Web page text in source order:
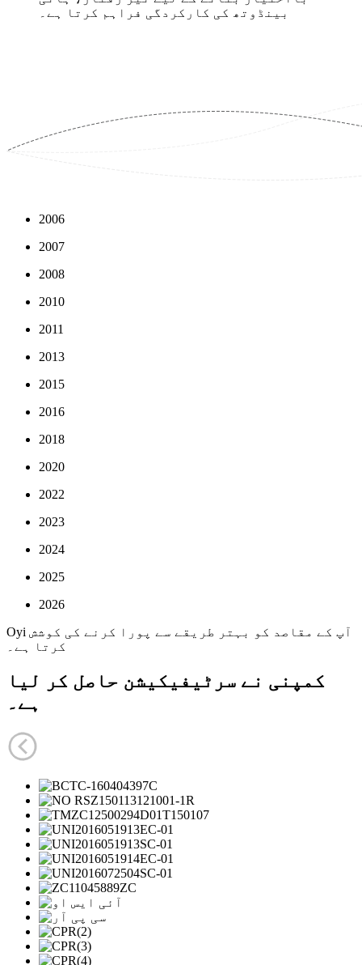
2006
2007
2008
2010
2011
2013
2015
2016
2018
2020
2022
2023
2024
2025
2026
Oyi آپ کے مقاصد کو بہتر طریقے سے پورا کرنے کی کوشش
کرتا ہے۔
کمپنی نے سرٹیفیکیشن حاصل کر لیا
ہے۔